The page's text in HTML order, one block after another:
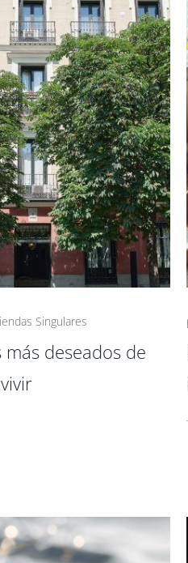
Singulares
deseados de